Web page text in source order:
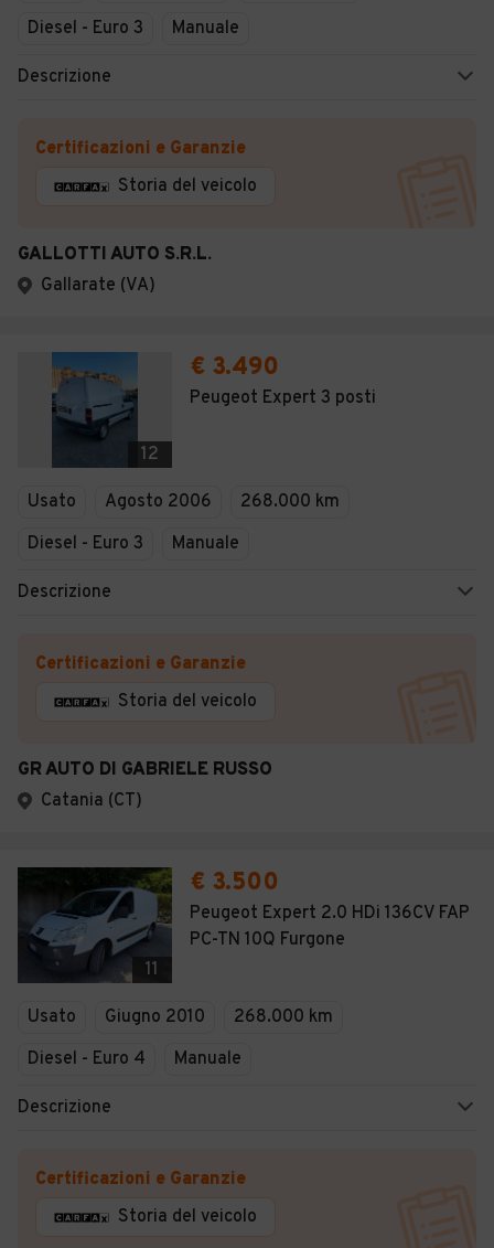
Diesel - Euro 3
Manuale
Descrizione
Certificazioni e Garanzie
Storia del veicolo
GALLOTTI AUTO S.R.L.
Gallarate (VA)
12
€ 3.490
Peugeot Expert 3 posti
Usato Agosto 2006
268.000 km
Diesel - Euro 3
Manuale
Descrizione
Certificazioni e Garanzie
Storia del veicolo
GR AUTO DI GABRIELE RUSSO
Catania (CT)
11
€ 3.500
Peugeot Expert 2.0 HDi 136CV FAP
PC-TN 10Q Furgone
Usato Giugno 2010
268.000 km
Diesel - Euro 4
Manuale
Descrizione
Certificazioni e Garanzie
Storia del veicolo